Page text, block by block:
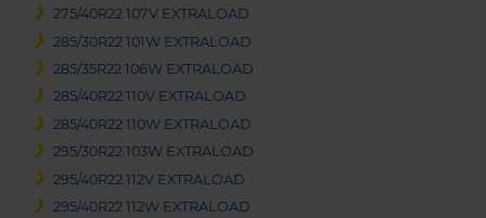
275/40R22 107V EXTRALOAD
285/30R22 101W EXTRALOAD
285/35R22 106W EXTRALOAD
285/40R22 110V EXTRALOAD
285/40R22 110W EXTRALOAD
295/30R22 103W EXTRALOAD
295/40R22 112V EXTRALOAD
295/40R22 112W EXTRALOAD